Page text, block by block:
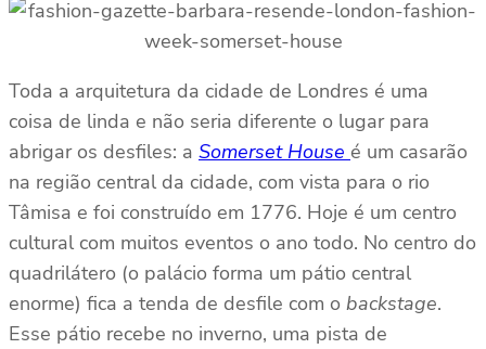
Toda a arquitetura da cidade de Londres é uma
coisa de linda e não seria diferente o lugar para
abrigar os desfiles: a Somerset House é um casarão
na região central da cidade, com vista para o rio
Tâmisa e foi construído em 1776. Hoje é um centro
cultural com muitos eventos o ano todo. No centro do
quadrilátero (o palácio forma um pátio central
enorme) fica a tenda de desfile com o backstage.
Esse pátio recebe no inverno, uma pista de